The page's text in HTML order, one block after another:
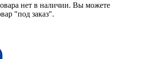
нет в наличии. Вы можете
"под заказ".